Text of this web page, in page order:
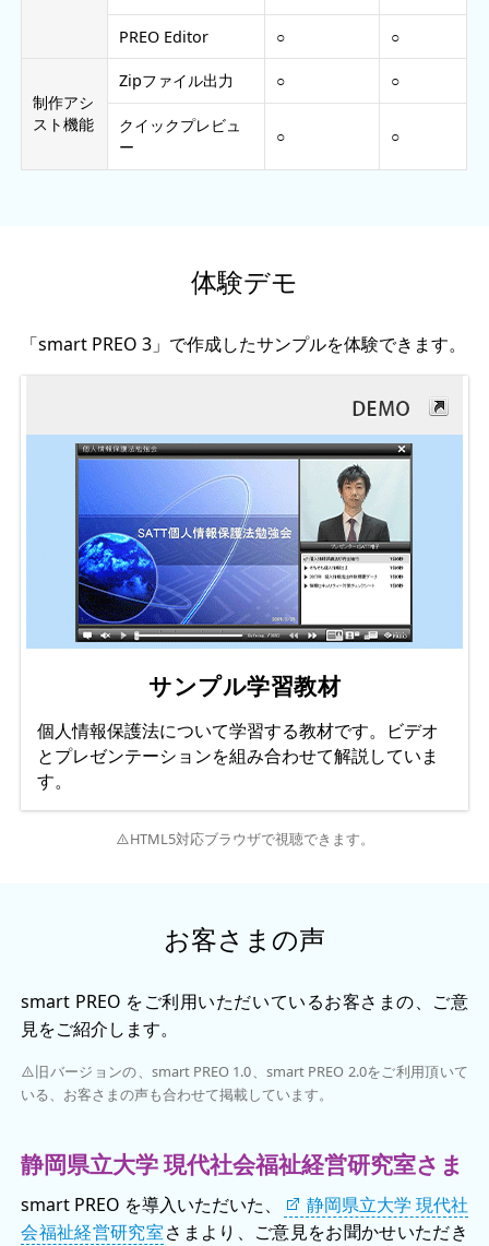
PREO Editor ○ ○
制作アシ
スト機能
Zipファイル出力 ○ ○
クイックプレビュ
ー
○ ○
体験デモ
「smart PREO 3」で作成したサンプルを体験できます。
サンプル学習教材
個人情報保護法について学習する教材です。ビデオ
とプレゼンテーションを組み合わせて解説していま
す。
HTML5対応ブラウザで視聴できます。
お客さまの声
smart PREO をご利用いただいているお客さまの、ご意
見をご紹介します。
旧バージョンの、smart PREO 1.0、smart PREO 2.0をご利用頂いて
いる、お客さまの声も合わせて掲載しています。
静岡県立大学 現代社会福祉経営研究室さま
smart PREO を導入いただいた、
静岡県立大学 現代社
会福祉経営研究室さまより、ご意見をお聞かせいただき